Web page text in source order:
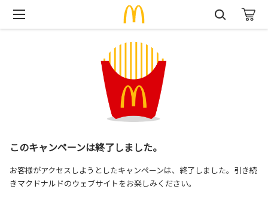
このキャンペーンは終了しました。
お客様がアクセスしようとしたキャンペーンは、終了しました。引き続
きマクドナルドのウェブサイトをお楽しみください。